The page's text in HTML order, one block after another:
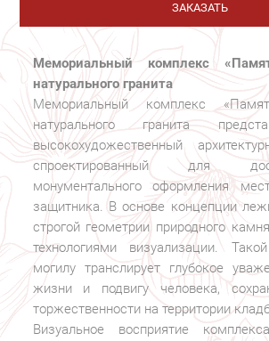
ЗАКАЗАТЬ
Мемориальный комплекс
натурального гранита
Мемориальный комплекс
натурального гранита
высокохудожественный
спроектированный для
монументального оформления
защитника. В основе концепции
строгой геометрии природного
технологиями визуализации.
могилу транслирует глубокое
жизни и подвигу человека,
торжественности на территории
Визуальное восприятие